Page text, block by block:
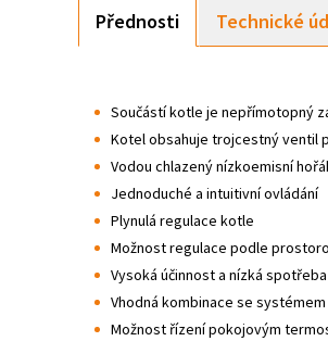
Přednosti Technické
Součástí kotle je nepřímotopný
Kotel obsahuje trojcestný ventil
Vodou chlazený nízkoemisní
Jednoduché a intuitivní ovládání
Plynulá regulace kotle
Možnost regulace podle
Vysoká účinnost a nízká
Vhodná kombinace se
Možnost řízení pokojovým